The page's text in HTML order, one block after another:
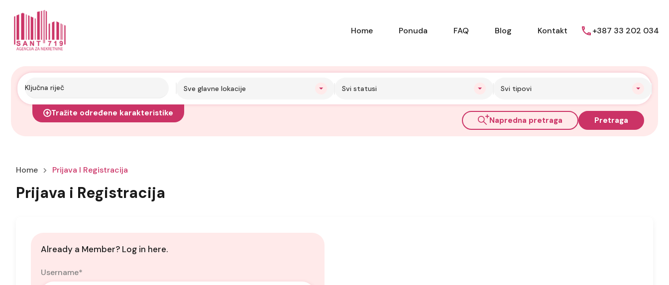
Home Ponuda FAQ Blog Kontakt +387 33 202 034
Sve glavne lokacije Svi statusi Svi tipovi
Tražite određene karakteristike
Napredna pretraga Pretraga
Home Prijava I Registracija
Prijava i Registracija
Already a Member? Log in here.
Username*